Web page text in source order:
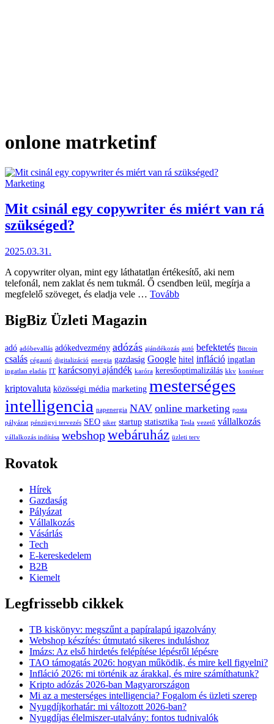
onlone matrketinf
Posted
Marketing
Mit csinál egy copywriter és miért van rá
szükséged?
2025.03.31.
A copywriter olyan, mint egy láthatatlan értékesítő, aki nem
telefonál, nem zaklat és nem tukmál. Ő csendben leül, megírja a
megfelelő szöveget, és eladja vele … Mit
miért
van
rá
szükséged?
Tovább
BigBiz Üzleti Magazin
adó adóbevallás adókedvezmény adózás ajándékozás autó befektetés Bitcoin
csalás cégautó digitalizáció energia gazdaság Google hitel infláció ingatlan
ingatlan eladás IT karácsonyi ajándék karóra keresőoptimalizálás kkv konténer
kriptovaluta közösségi média marketing mesterséges
intelligencia napenergia NAV online marketing posta
pályázat pénzügyi tervezés SEO siker startup statisztika Tesla vezető vállalkozás
vállalkozás indítása webshopwebáruház üzleti terv
Rovatok
Hírek
Gazdaság
Pályázat
Vállalkozás
Vásárlás
Tech
E-kereskedelem
B2B
Kiemelt
Legfrissebb cikkek
TB kiskönyv: megszűnt a papíralapú igazolvány
Webshop készítés: útmutató sikeres induláshoz
Imázs: Az első hirdetés felépítése lépésről lépésre
TAO támogatás 2026: hogyan működik, és mire kell figyelni?
Infláció 2026: mi történik az árakkal, és mire számíthatunk?
Kripto adózás 2026-ban Magyarországon
Mi az a mesterséges intelligencia? Fogalom és üzleti szerep
Nyugdíjkorhatár: mi változott 2026-ban?
Nyugdíjas élelmiszer-utalvány: fontos tudnivalók